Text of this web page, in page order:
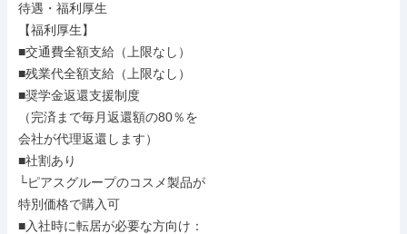
待遇・福利厚生
【福利厚生】
■交通費全額支給（上限なし）
■残業代全額支給（上限なし）
■奨学金返還支援制度
（完済まで毎月返還額の80％を
会社が代理返還します）
■社割あり
└ピアスグループのコスメ製品が
特別価格で購入可
■入社時に転居が必要な方向け：